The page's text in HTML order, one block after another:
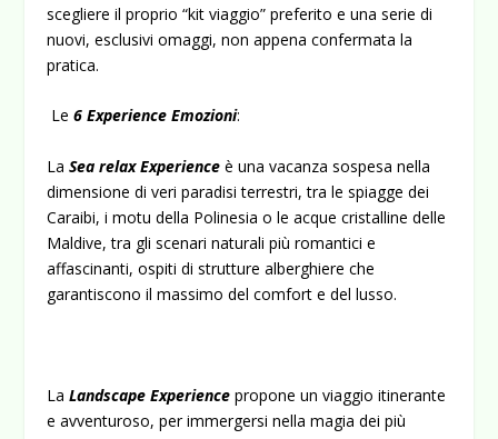
scegliere il proprio “kit viaggio” preferito e una serie di
nuovi, esclusivi omaggi, non appena confermata la
pratica.
Le6 Experience Emozioni:
La Sea relax Experience è una vacanza sospesa nella
dimensione di veri paradisi terrestri, tra le spiagge dei
Caraibi, i motu della Polinesia o le acque cristalline delle
Maldive, tra gli scenari naturali più romantici e
affascinanti, ospiti di strutture alberghiere che
garantiscono il massimo del comfort e del lusso.
LaLandscape Experience propone un viaggio itinerante
e avventuroso, per immergersi nella magia dei più